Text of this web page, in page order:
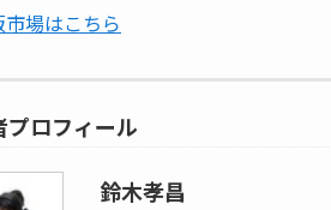
場はこちら
プロフィール
鈴木孝昌